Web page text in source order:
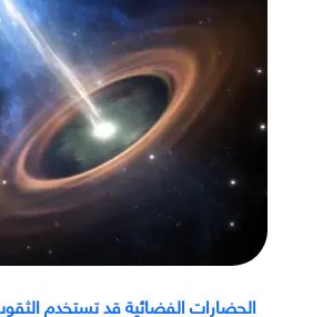
الحضارات الفضائية قد تستخدم